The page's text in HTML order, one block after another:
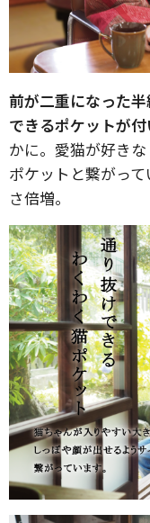
前が二重になった
できるポケットが付
かに。愛猫が好き
ポケットと繋がっ
さ倍増。